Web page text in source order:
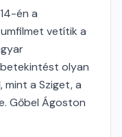
én a
vetítik a
olyan
mint a Sziget, a
Gőbel Ágoston